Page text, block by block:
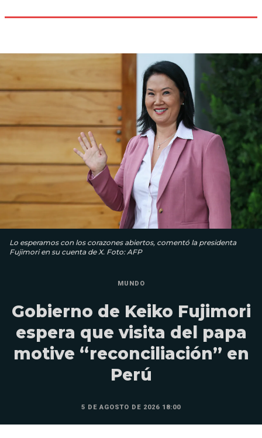
Lo esperamos con los corazones abiertos, comentó la presidenta
Fujimori en su cuenta de X. Foto: AFP
MUNDO
Gobierno de Keiko Fujimori
espera que visita del papa
motive “reconciliación” en
Perú
5 DE AGOSTO DE 2026 18:00